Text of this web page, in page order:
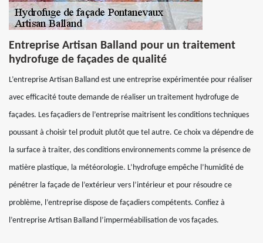
Entreprise Artisan Balland pour un traitement
hydrofuge de façades de qualité
L’entreprise Artisan Balland est une entreprise expérimentée pour réaliser
avec efficacité toute demande de réaliser un traitement hydrofuge de
façades. Les façadiers de l’entreprise maitrisent les conditions techniques
poussant à choisir tel produit plutôt que tel autre. Ce choix va dépendre de
la surface à traiter, des conditions environnements comme la présence de
matière plastique, la météorologie. L’hydrofuge empêche l’humidité de
pénétrer la façade de l’extérieur vers l’intérieur et pour résoudre ce
problème, l’entreprise dispose de façadiers compétents. Confiez à
l’entreprise Artisan Balland l’imperméabilisation de vos façades.